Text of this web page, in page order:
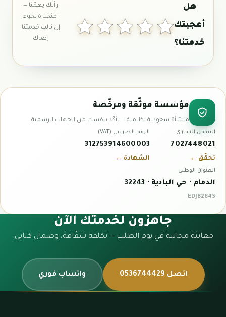
مؤسسة موثّقة ومرخّصة
منشأة سعودية نظامية — تأكّد بنفسك من الجهات الرسمية
السجل التجاري
7027448021
تحقّق ←
الرقم الضريبي (VAT)
312753914600003
الشهادة ←
العنوان الوطني
الدمام · حي البادية · 32243
EDJB2843
جاهزون لخدمتك الآن
معاينة مجانية في يوم الطلب — تكلفة شفّافة، وضمان كتابي.
اتصل 0536744429 واتساب فوري